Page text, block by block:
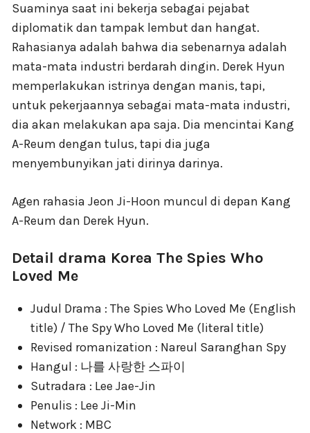
Suaminya saat ini bekerja sebagai pejabat
diplomatik dan tampak lembut dan hangat.
Rahasianya adalah bahwa dia sebenarnya adalah
mata-mata industri berdarah dingin. Derek Hyun
memperlakukan istrinya dengan manis, tapi,
untuk pekerjaannya sebagai mata-mata industri,
dia akan melakukan apa saja. Dia mencintai Kang
A-Reum dengan tulus, tapi dia juga
menyembunyikan jati dirinya darinya.
Agen rahasia Jeon Ji-Hoon muncul di depan Kang
A-Reum dan Derek Hyun.
Detail drama Korea The Spies Who
Loved Me
Judul Drama : The Spies Who Loved Me (English
title) / The Spy Who Loved Me (literal title)
Revised romanization : Nareul Saranghan Spy
Hangul : 나를 사랑한 스파이
Sutradara : Lee Jae-Jin
Penulis : Lee Ji-Min
Network : MBC